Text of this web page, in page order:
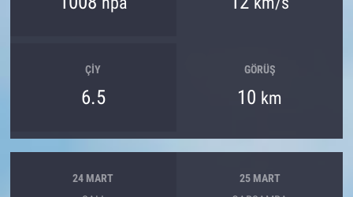
ÇIY
6.5
GÖRÜŞ
10 km
24 MART 25 MART